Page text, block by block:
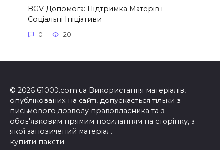
BGV Допомога: Підтримка Матерів і
Соціальні Ініціативи
0 20
© 2026 61000.com.ua Використання матеріалів,
опублікованих на сайті, допускається тільки з
письмового дозволу правовласника та з
обов'язковим прямим посиланням на сторінку, з
якої запозичений матеріал.
купити пакети